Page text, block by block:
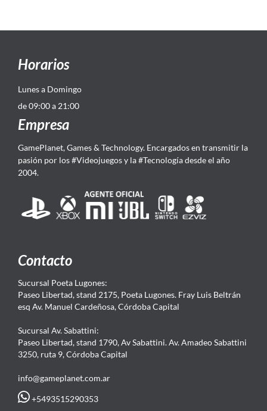
Horarios
Lunes a Domingo
de 09:00 a 21:00
Empresa
GamePlanet, Games & Technology. Encargados en transmitir la
pasión por los #Videojuegos y la #Tecnología desde el año
2004.
Contacto
Sucursal Poeta Lugones:
Paseo Libertad, stand 2175, Poeta Lugones. Fray Luis Beltrán
esq Av. Manuel Cardeñosa, Córdoba Capital
Sucursal Av. Sabattini:
Paseo Libertad, stand 1790, Av Sabattini. Av. Amadeo Sabattini
3250, ruta 9, Córdoba Capital
info@gameplanet.com.ar
+5493515290353